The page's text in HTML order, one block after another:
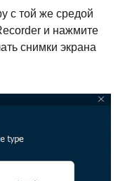
с той же средой
и нажмите
снимки экрана